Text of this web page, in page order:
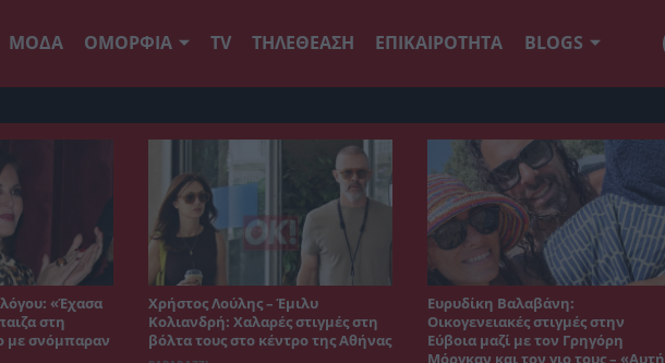
ΜΟΔΑ ΟΜΟΡΦΙΑ TV ΤΗΛΕΘΕΑΣΗ ΕΠΙΚΑΙΡΟΤΗΤΑ BLOGS
«Έχασα
στη
με σνόμπαραν
Χρήστος Λούλης – Έμιλυ
Κολιανδρή: Χαλαρές στιγμές στη
βόλτα τους στο κέντρο της Αθήνας
Ευρυδίκη Βαλαβάνη:
Οικογενειακές στιγμές στην
Εύβοια μαζί με τον Γρηγόρη
Μόργκαν και τον γιο τους – «Αυτή